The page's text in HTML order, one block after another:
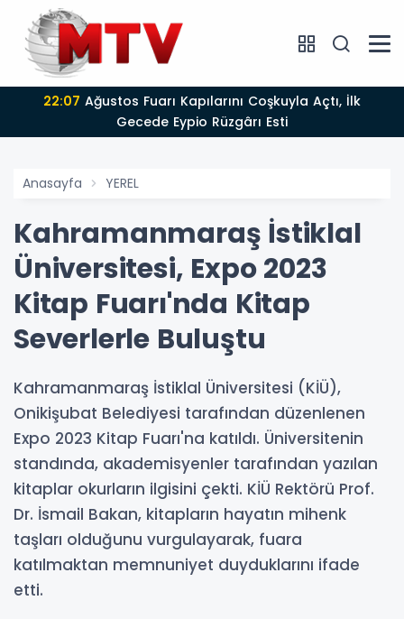
22:07
Gecede Eypio Rüzgârı Esti
Anasayfa YEREL
Kahramanmaraş İstiklal
Üniversitesi, Expo 2023
Kitap Fuarı'nda Kitap
Severlerle Buluştu
Kahramanmaraş İstiklal Üniversitesi (KİÜ),
Onikişubat Belediyesi tarafından düzenlenen
Expo 2023 Kitap Fuarı'na katıldı. Üniversitenin
standında, akademisyenler tarafından yazılan
kitaplar okurların ilgisini çekti. KİÜ Rektörü Prof.
Dr. İsmail Bakan, kitapların hayatın mihenk
taşları olduğunu vurgulayarak, fuara
katılmaktan memnuniyet duyduklarını ifade
etti.